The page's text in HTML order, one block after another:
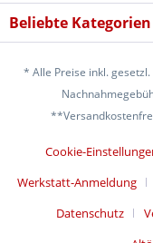
Beliebte Kategorien
* Alle Preise inkl.
Cookie-
Werkstatt-Anmeldung
Datenschutz